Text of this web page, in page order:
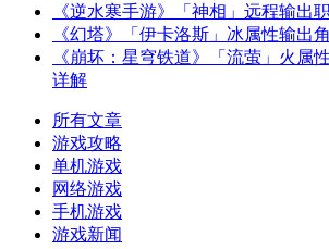
《逆水寒手游》「神相」远程输出
《幻塔》「伊卡洛斯」冰属性输出
《崩坏：星穹铁道》「流萤」火属
详解
所有文章
游戏攻略
单机游戏
网络游戏
手机游戏
游戏新闻